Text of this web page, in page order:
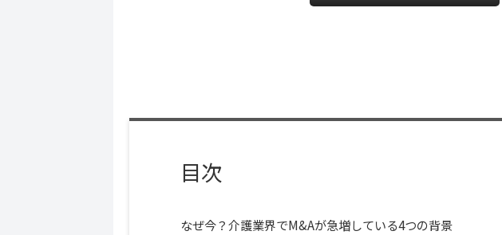
目次
なぜ今？介護業界でM&Aが急増している4つの背景